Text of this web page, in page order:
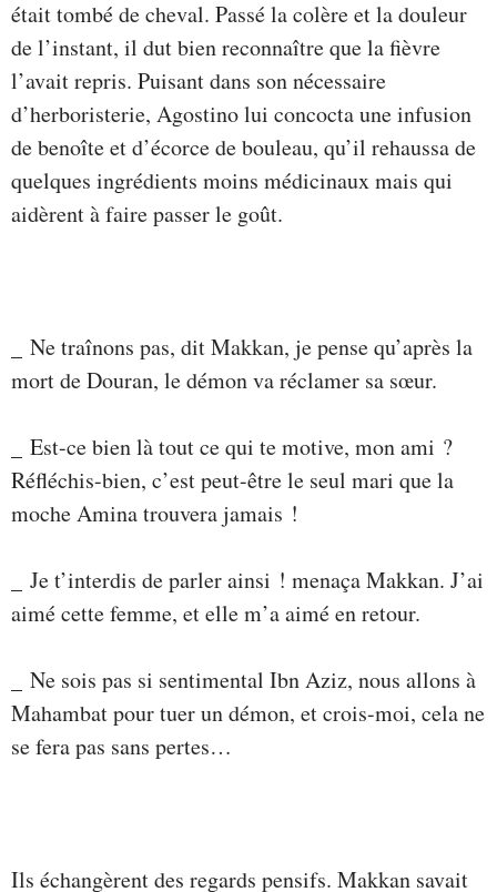
était tombé de cheval. Passé la colère et la douleur
de l’instant, il dut bien reconnaître que la fièvre
l’avait repris. Puisant dans son nécessaire
d’herboristerie, Agostino lui concocta une infusion
de benoîte et d’écorce de bouleau, qu’il rehaussa de
quelques ingrédients moins médicinaux mais qui
aidèrent à faire passer le goût.
_ Ne traînons pas, dit Makkan, je pense qu’après la
mort de Douran, le démon va réclamer sa sœur.
_ Est-ce bien là tout ce qui te motive, mon ami ?
Réfléchis-bien, c’est peut-être le seul mari que la
moche Amina trouvera jamais !
_ Je t’interdis de parler ainsi ! menaça Makkan. J’ai
aimé cette femme, et elle m’a aimé en retour.
_ Ne sois pas si sentimental Ibn Aziz, nous allons à
Mahambat pour tuer un démon, et crois-moi, cela ne
se fera pas sans pertes…
Ils échangèrent des regards pensifs. Makkan savait